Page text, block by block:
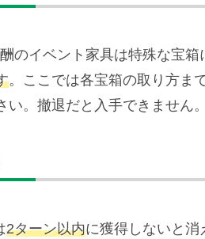
のイベント家具は特殊な宝
。ここでは各宝箱の取り方ま
い。撤退だと入手できません
2ターン以内に獲得しないと